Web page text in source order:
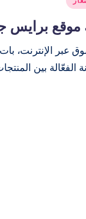
برايس
عبر الإنترنت،
الفعّالة بين